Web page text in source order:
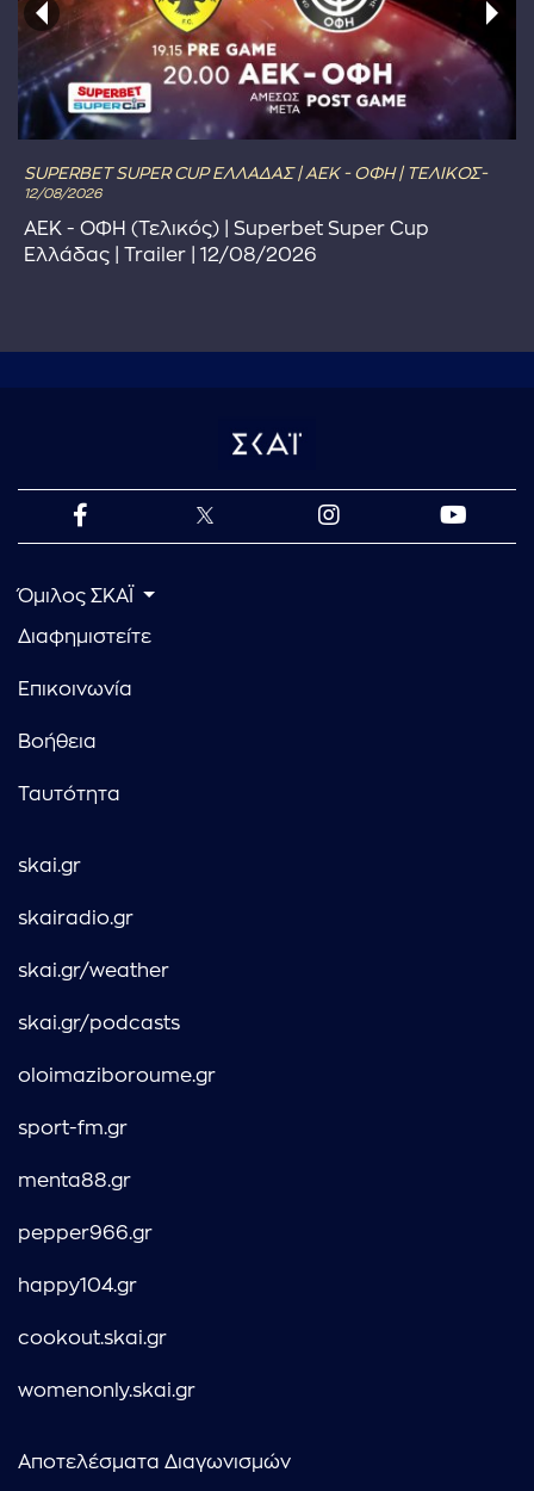
SUPERBET SUPER CUP ΕΛΛΑΔΑΣ | ΑΕΚ - ΟΦΗ | ΤΕΛΙΚΟΣ-
12/08/2026
ΑΕΚ - ΟΦΗ (Τελικός) | Superbet Super Cup
Ελλάδας | Trailer | 12/08/2026
Όμιλος ΣΚΑΪ
Διαφημιστείτε
Επικοινωνία
Βοήθεια
Ταυτότητα
skai.gr
skairadio.gr
skai.gr/weather
skai.gr/podcasts
oloimaziboroume.gr
sport-fm.gr
menta88.gr
pepper966.gr
happy104.gr
cookout.skai.gr
womenonly.skai.gr
Αποτελέσματα Διαγωνισμών